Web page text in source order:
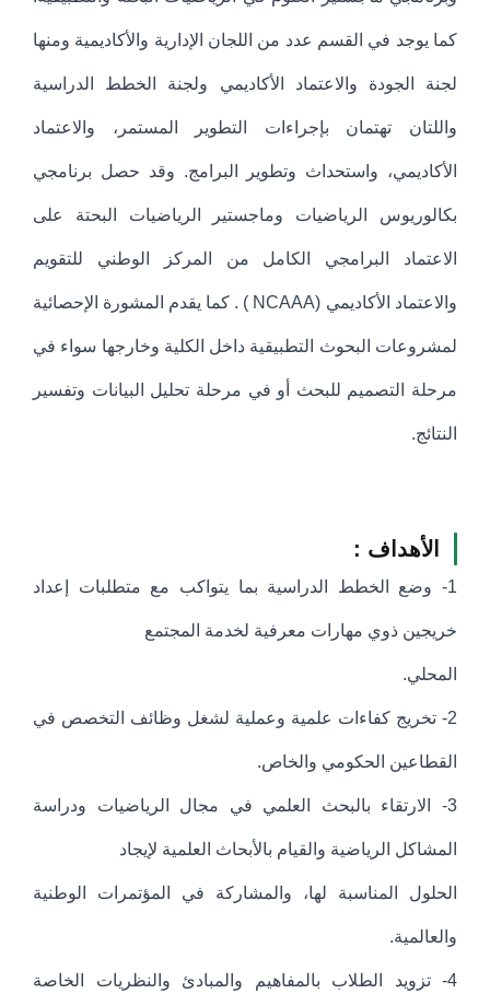
كما يوجد في القسم عدد من اللجان الإدارية والأكاديمية ومنها
لجنة الجودة والاعتماد الأكاديمي ولجنة الخطط الدراسية
واللتان تهتمان بإجراءات التطوير المستمر، والاعتماد
الأكاديمي، واستحداث وتطوير البرامج. وقد حصل برنامجي
بكالوريوس الرياضيات وماجستير الرياضيات البحتة على
الاعتماد البرامجي الكامل من المركز الوطني للتقويم
والاعتماد الأكاديمي (NCAAA ) . كما يقدم المشورة الإحصائية
لمشروعات البحوث التطبيقية داخل الكلية وخارجها سواء في
مرحلة التصميم للبحث أو في مرحلة تحليل البيانات وتفسير
النتائج.
الأهداف :
1- وضع الخطط الدراسية بما يتواكب مع متطلبات إعداد
خريجين ذوي مهارات معرفية لخدمة المجتمع
المحلي.
2- تخريج كفاءات علمية وعملية لشغل وظائف التخصص في
القطاعين الحكومي والخاص.
3- الارتقاء بالبحث العلمي في مجال الرياضيات ودراسة
المشاكل الرياضية والقيام بالأبحاث العلمية لإيجاد
الحلول المناسبة لها، والمشاركة في المؤتمرات الوطنية
والعالمية.
4- تزويد الطلاب بالمفاهيم والمبادئ والنظريات الخاصة